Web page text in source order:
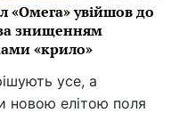
«Омега» увійшов до
знищенням
«крило»
усе, а
новою елітою поля